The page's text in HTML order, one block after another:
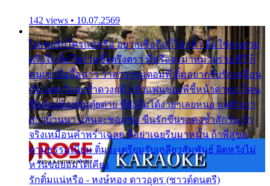
142 views • 10.07.2569
ไม่เคยรักใครแน่หรือ อยากเชื่อถือก็ไม่กล้า ติ๋มใช่คนสวย
ตรึงใจ ติ๋มใช่งามซึ้งตรึงตรา พี่หรือจะมาหมายร่วมชีวี ก็
คนเขาลืออื้อฉาว ว่าสาวๆรุมตอมพี่ ติ๋มอยากรับรักเหมือน
กัน แต่หวั่นจะช้ำดวงฤดี กลัวแฟนของพี่ชี้หน้าด่าทอ ก็คน
ชื่อต๋อยต้อยตุ้มตุ๋ยต่าย พี่ยังลืมได้ง่ายๆเลยหนอ แค่ตัวเรา
สาวบ้านนา แสนจะซอมซ่อ ขืนรักขืนรอคงช้ำสักวัน ถ้า
จริงเหมือนคำพร่ำเฉลย พี่อย่าเฉยรีบมาหมั้น ถ้าพี่สู่ขอ
ตามธรรมเนียม ติ๋มจะเตรียมรับเกลียวสัมพันธ์ ผิดหวังไม่
หวั่นขอยอมได้เคียง
รักติ๋มแน่หรือ - หงษ์ทอง ดาวอุดร (ซาวด์ดนตรี)